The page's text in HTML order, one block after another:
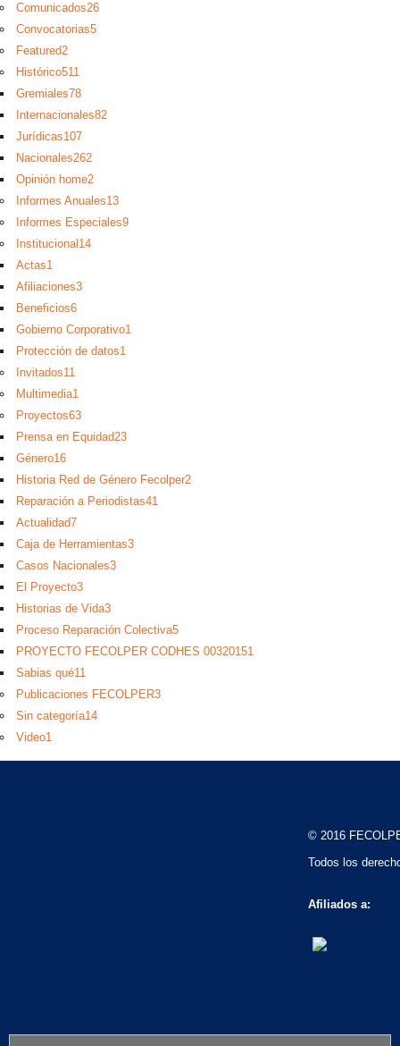
Comunicados26
Convocatorias5
Featured2
Histórico511
Gremiales78
Internacionales82
Jurídicas107
Nacionales262
Opinión home2
Informes Anuales13
Informes Especiales9
Institucional 14
Actas1
Afiliaciones3
Beneficios6
Gobierno Corporativo1
Protección de datos1
Invitados11
Multimedia1
Proyectos63
Prensa en Equidad23
Género16
Historia Red de Género Fecolper2
Reparación a Periodistas41
Actualidad7
Caja de Herramientas3
Casos Nacionales3
El Proyecto3
Historias de Vida3
Proceso Reparación Colectiva5
PROYECTO FECOLPER CODHES 00320151
Sabias qué11
Publicaciones FECOLPER3
Sin categoría14
Video1
© 2016
Todos los
Afiliados a: